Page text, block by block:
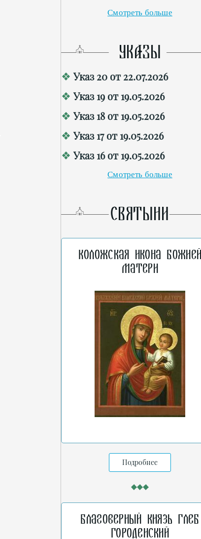
Смотреть больше
УКАЗЫ
Указ 20 от 22.07.2026
Указ 19 от 19.05.2026
Указ 18 от 19.05.2026
Указ 17 от 19.05.2026
Указ 16 от 19.05.2026
Смотреть больше
СВЯТЫНИ
Коложская икона
Матери
Подробнее
Благоверный князь Глеб
Городенский